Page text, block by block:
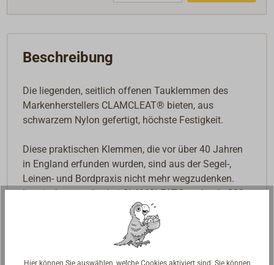
Beschreibung
Die liegenden, seitlich offenen Tauklemmen des
Markenherstellers CLAMCLEAT® bieten, aus
schwarzem Nylon gefertigt, höchste Festigkeit.
Diese praktischen Klemmen, die vor über 40 Jahren
in England erfunden wurden, sind aus der Segel-,
Leinen- und Bordpraxis nicht mehr wegzudenken.
Inzwischen werden bei CLAMCLEAT® mehr als 200
verschiedene Modelle und Ausführungen produziert,
nicht nur fürs Segeln, Surfen oder Drachenfliegen,
sondern auch für viele Bereiche des alltäglichen